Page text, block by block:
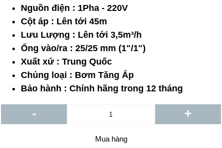
Nguồn điện : 1Pha - 220V
Cột áp : Lên tới 45m
Lưu Lượng : Lên tới 3,5m³/h
Ống vào/ra : 25/25 mm (1"/1")
Xuất xứ : Trung Quốc
Chủng loại : Bơm Tăng Áp
Bảo hành : Chính hãng trong 12 tháng
- +
Mua hàng